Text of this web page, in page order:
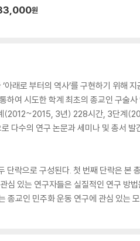
원
래로 부터의 역사’를 구현하기 위해
여 시도한 학계 최초의 종교인 구술
(2012~2015, 3년) 228시간, 3단계
다수의 연구 논문과 세미나 및 총서
락으로 구성된다. 첫 번째 단락은 본
있는 연구자들은 실질적인 연구 방
교인 민주화 운동 연구에 관심 있는